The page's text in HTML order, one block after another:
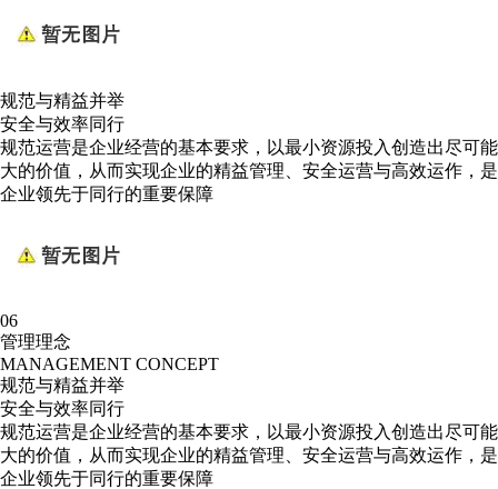
规范与精益并举
安全与效率同行
规范运营是企业经营的基本要求，以最小资源投入创造出尽可能
大的价值，从而实现企业的精益管理、安全运营与高效运作，是
企业领先于同行的重要保障
06
管理理念
MANAGEMENT CONCEPT
规范与精益并举
安全与效率同行
规范运营是企业经营的基本要求，以最小资源投入创造出尽可能
大的价值，从而实现企业的精益管理、安全运营与高效运作，是
企业领先于同行的重要保障